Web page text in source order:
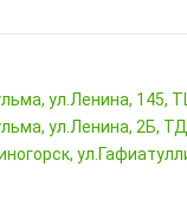
ул.Ленина, 145,
ул.Ленина, 2Б,